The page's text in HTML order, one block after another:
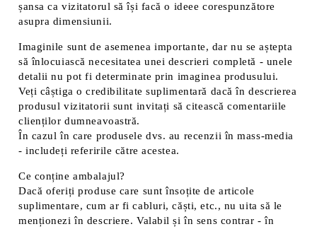
șansa ca vizitatorul să își facă o ideee corespunzătore
asupra dimensiunii.
Imaginile sunt de asemenea importante, dar nu se aștepta
să înlocuiască necesitatea unei descrieri completă - unele
detalii nu pot fi determinate prin imaginea produsului.
Veți câștiga o credibilitate suplimentară dacă în descrierea
produsul vizitatorii sunt invitați să citească comentariile
clienților dumneavoastră.
În cazul în care produsele dvs. au recenzii în mass-media
- includeți referirile către acestea.
Ce conține ambalajul?
Dacă oferiți produse care sunt însoțite de articole
suplimentare, cum ar fi cabluri, căști, etc., nu uita să le
menționezi în descriere. Valabil și în sens contrar - în